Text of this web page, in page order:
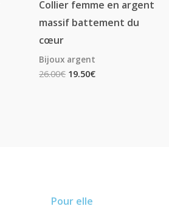
Collier femme en argent
massif battement du
cœur
Bijoux argent
26.00€ 19.50€
Pour elle